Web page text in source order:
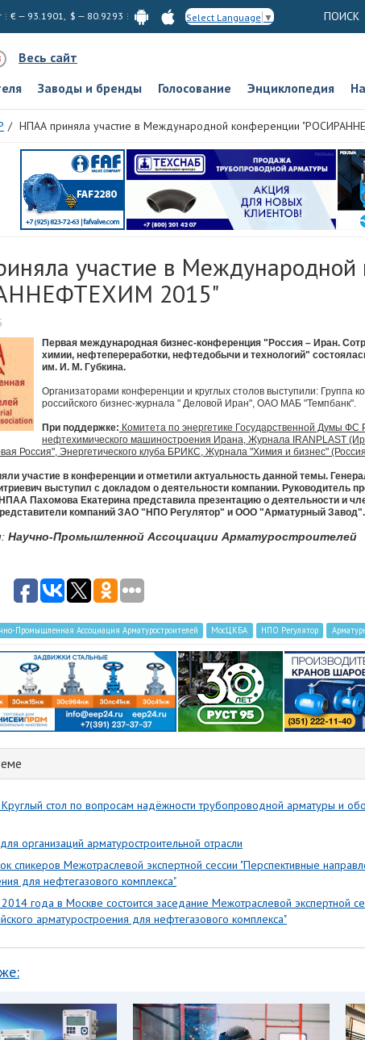
€ — 93.1901, $ — 80.9293 Select Language ▼ ПОИСК
Весь сайт
Заводы и бренды Голосование Энциклопедия
НПАА приняла участие в Международной конференции
участие в Международной
2015"
Первая международная бизнес-конференция "Россия – Иран.
химии, нефтепереработки, нефтедобычи и технологий"
им. И. М. Губкина.
Организаторами конференции и круглых столов выступили: Группа
российского бизнес-журнала " Деловой Иран", ОАО МАБ "Темпбанк".
При поддержке: Комитета по энергетике Государственной Думы
нефтехимического машиностроения Ирана, Журнала IRANPLAST
Россия", Энергетического клуба БРИКС, Журнала "Химия и бизнес"
участие в конференции и отметили актуальность данной темы.
выступил с докладом о деятельности компании. Руководитель
Пахомова Екатерина представила презентацию о деятельности и
компаний ЗАО "НПО Регулятор" и ООО "Арматурный Завод".
Научно-Промышленной Ассоциации Арматуростроителей
Промышленная Ассоциация Арматуростроителей МосЦКБА НПО Регулятор
стол по вопросам надёжности трубопроводной арматуры и
организаций арматуростроительной отрасли
спикеров Межотраслевой экспертной сессии "Перспективные
для нефтегазового комплекса"
года в Москве состоится заседание Межотраслевой экспертной
арматуростроения для нефтегазового комплекса"